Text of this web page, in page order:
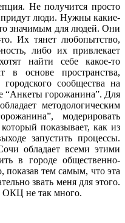
Не получится просто
придут люди. Нужны какие-
значимым для людей. Они
Их тянет любопытство,
либо их привлекает
найти себе какое-то
основе пространства,
сообщества на
“Анкеты горожанина”. Для
методологическим
модерировать
показывает, как из
запустить процессы.
обладает всеми этими
в городе общественно-
показав тем самым, что эта
звать меня для этого.
ОКЦ не так много.